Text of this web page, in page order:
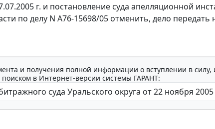
г. и постановление суда апелляционной
по делу N А76-15698/05 отменить, дело передать
и получения полной информации о вступлении в
в Интернет-версии системы ГАРАНТ: